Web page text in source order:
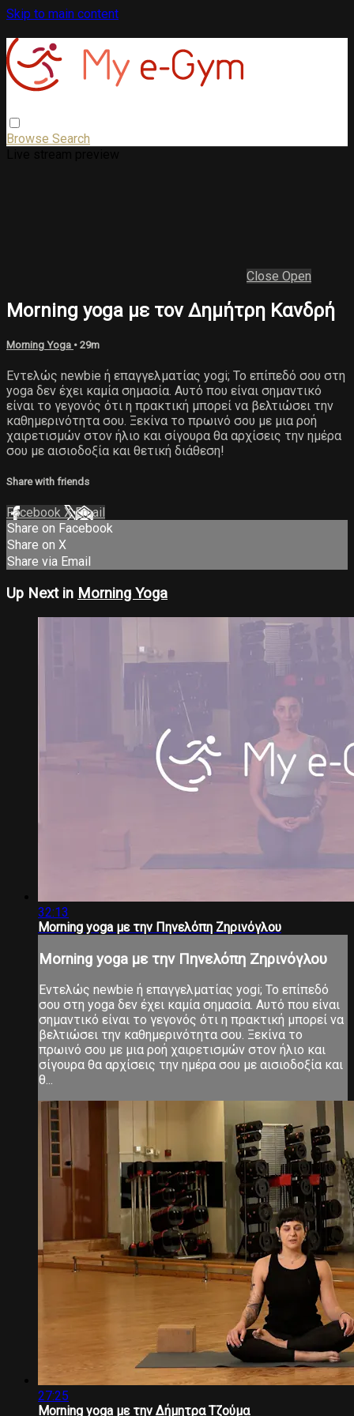
Skip to main content
Browse Search
Close Open
Morning yoga με τον Δημήτρη Κανδρή
Morning Yoga • 29m
Εντελώς newbie ή επαγγελματίας yogi; Το επίπεδό σου στη
yoga δεν έχει καμία σημασία. Αυτό που είναι σημαντικό
είναι το γεγονός ότι η πρακτική μπορεί να βελτιώσει την
καθημερινότητα σου. Ξεκίνα το πρωινό σου με μια ροή
χαιρετισμών στον ήλιο και σίγουρα θα αρχίσεις την ημέρα
σου με αισιοδοξία και θετική διάθεση!
Share with friends
Facebook XEmail
Share on Facebook
Share on X
Share via Email
Up Next in Morning Yoga
32:13
Morning yoga με την Πηνελόπη Ζηρινόγλου
Morning yoga με την Πηνελόπη Ζηρινόγλου
Εντελώς newbie ή επαγγελματίας yogi; Το επίπεδό
σου στη yoga δεν έχει καμία σημασία. Αυτό που είναι
σημαντικό είναι το γεγονός ότι η πρακτική μπορεί να
βελτιώσει την καθημερινότητα σου. Ξεκίνα το
πρωινό σου με μια ροή χαιρετισμών στον ήλιο και
σίγουρα θα αρχίσεις την ημέρα σου με αισιοδοξία και
θ...
27:25
Morning yoga με την Δήμητρα Τζούμα